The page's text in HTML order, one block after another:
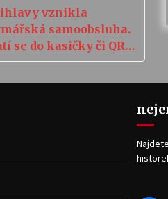
vznikla
samoobsluha.
se do kasičky či QR